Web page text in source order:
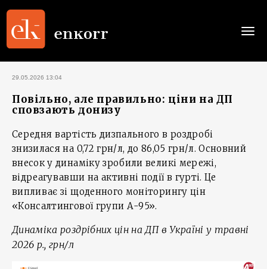
29.05.2026 13:04
Повільно, але правильно: ціни на ДП
сповзають донизу
Середня вартість дизпального в роздробі
знизилася на 0,72 грн/л, до 86,05 грн/л. Основний
внесок у динаміку зробили великі мережі,
відреагувавши на активні події в гурті. Це
випливає зі щоденного моніторингу цін
«Консалтингової групи А-95».
Динаміка роздрібних цін на ДП в Україні у травні
2026 р., грн/л